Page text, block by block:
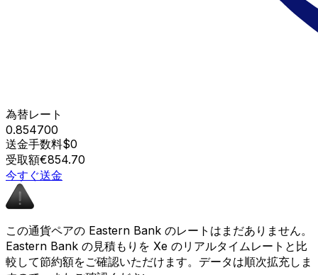
為替レート
0.854700
送金手数料$0
受取額€854.70
今すぐ送金
この通貨ペアの Eastern Bank のレートはまだありません。
Eastern Bank の見積もりを Xe のリアルタイムレートと比
較して節約額をご確認いただけます。データは順次拡充しま